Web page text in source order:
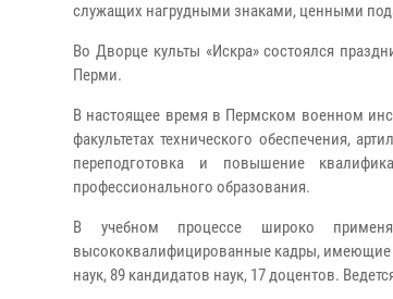
служащих нагрудными знаками, ценными
Во Дворце культы «Искра» состоялся
Перми.
В настоящее время в Пермском военном
факультетах технического обеспечения,
переподготовка и повышение
профессионального образования.
В учебном процессе широко
высококвалифицированные кадры, имеющие
наук, 89 кандидатов наук, 17 доцентов.